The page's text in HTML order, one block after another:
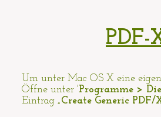
Um unter Mac OS X eine
Öffne unter 'Programme >
Eintrag „Create Generic PDF/